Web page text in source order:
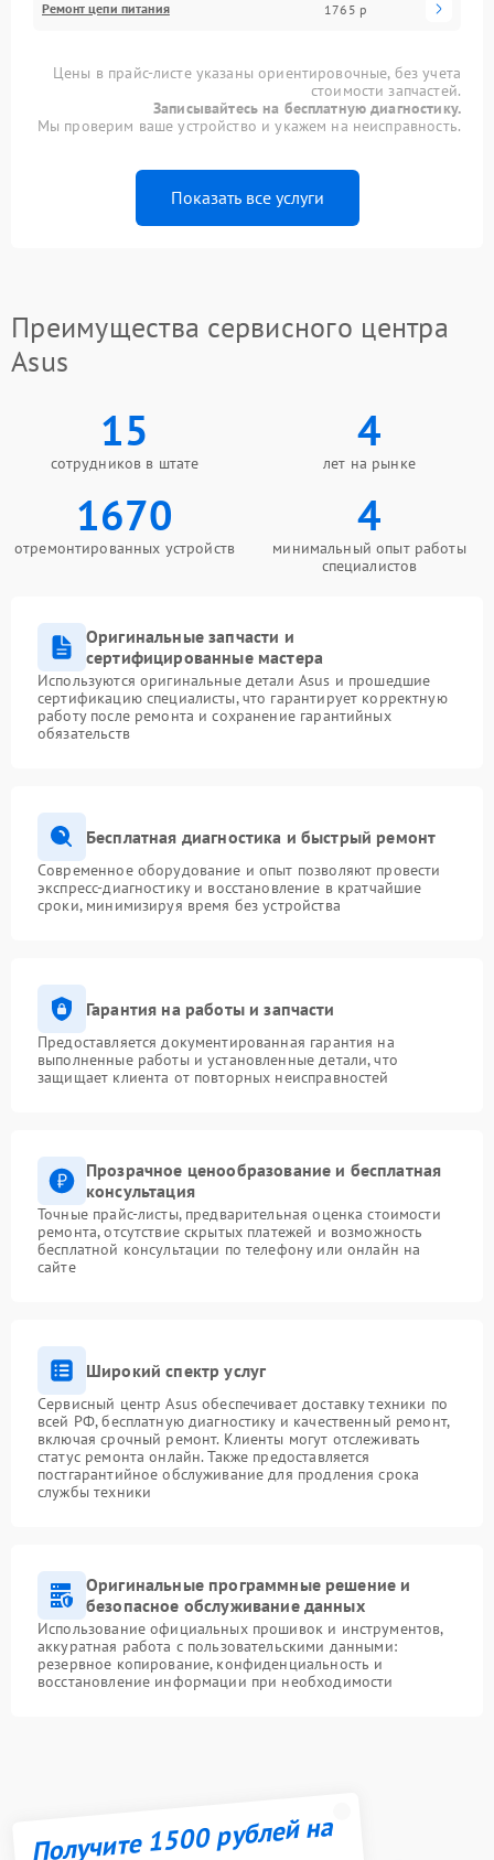
Ремонт цепи питания 1765 р
Цены в прайс-листе указаны ориентировочные, без учета
стоимости запчастей.
Записывайтесь на бесплатную диагностику.
Мы проверим ваше устройство и укажем на неисправность.
Показать все услуги
Преимущества сервисного центра
Asus
15
сотрудников в штате
4
лет на рынке
1670
отремонтированных устройств
4
минимальный опыт работы
специалистов
Оригинальные запчасти и
сертифицированные мастера
Используются оригинальные детали Asus и прошедшие
сертификацию специалисты, что гарантирует корректную
работу после ремонта и сохранение гарантийных
обязательств
Бесплатная диагностика и быстрый ремонт
Современное оборудование и опыт позволяют провести
экспресс-диагностику и восстановление в кратчайшие
сроки, минимизируя время без устройства
Гарантия на работы и запчасти
Предоставляется документированная гарантия на
выполненные работы и установленные детали, что
защищает клиента от повторных неисправностей
Прозрачное ценообразование и бесплатная
консультация
Точные прайс-листы, предварительная оценка стоимости
ремонта, отсутствие скрытых платежей и возможность
бесплатной консультации по телефону или онлайн на
сайте
Широкий спектр услуг
Сервисный центр Asus обеспечивает доставку техники по
всей РФ, бесплатную диагностику и качественный ремонт,
включая срочный ремонт. Клиенты могут отслеживать
статус ремонта онлайн. Также предоставляется
постгарантийное обслуживание для продления срока
службы техники
Оригинальные программные решение и
безопасное обслуживание данных
Использование официальных прошивок и инструментов,
аккуратная работа с пользовательскими данными:
резервное копирование, конфиденциальность и
восстановление информации при необходимости
Получите 1500 рублей на